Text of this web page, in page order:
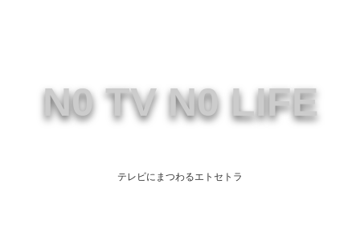
N0 TV N0 LIFE
テレビにまつわるエトセトラ